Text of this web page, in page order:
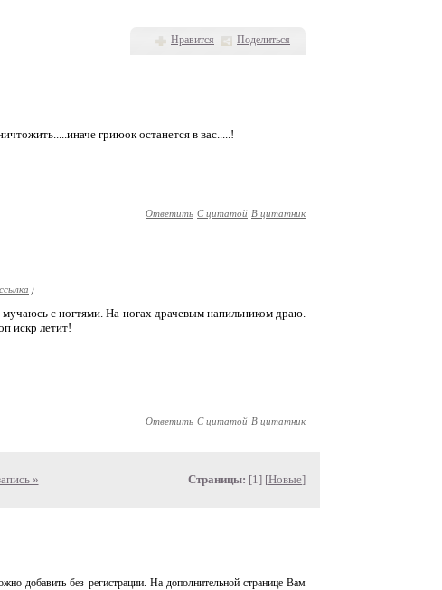
Нравится Поделиться
гриюок останется в вас.....!
Ответить С цитатой В цитатник
ссылка )
с ногтями. На ногах драчевым напильником драю.
искр летит!
Ответить С цитатой В цитатник
» Страницы: [1] [Новые]
добавить без регистрации. На дополнительной странице Вам